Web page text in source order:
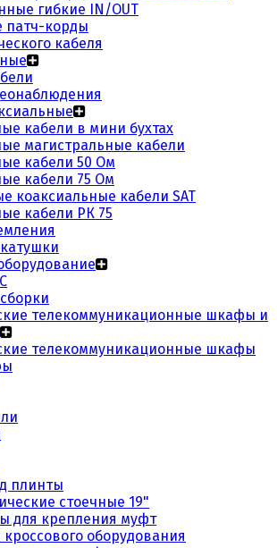
гибкие IN/OUT
патч-корды
кабеля
кабели в мини бухтах
магистральные кабели
кабели 50 Ом
кабели 75 Ом
коаксиальные кабели SAT
кабели РК 75
телекоммуникационные шкафы и
телекоммуникационные шкафы
плинты
стоечные 19"
для крепления муфт
оборудования